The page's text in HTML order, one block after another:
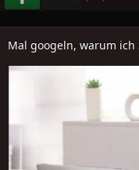
Mal googeln, warum ich